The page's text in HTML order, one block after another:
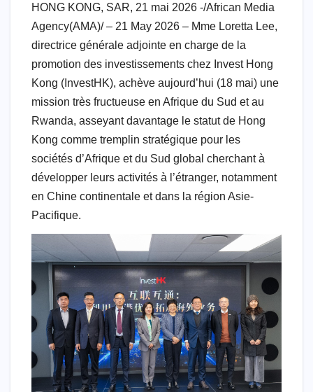
c
e
b
o
o
k
at
s
A
p
p
tt
er
h
o
o
M
ail
k
e
dI
n
e
gr
a
m
ail ar
HONG KONG, SAR, 21 mai 2026 -/African Media
Agency(AMA)/ – 21 May 2026 – Mme Loretta Lee,
directrice générale adjointe en charge de la
promotion des investissements chez Invest Hong
Kong (InvestHK), achève aujourd’hui (18 mai) une
mission très fructueuse en Afrique du Sud et au
Rwanda, asseyant davantage le statut de Hong
Kong comme tremplin stratégique pour les
sociétés d’Afrique et du Sud global cherchant à
développer leurs activités à l’étranger, notamment
en Chine continentale et dans la région Asie-
Pacifique.